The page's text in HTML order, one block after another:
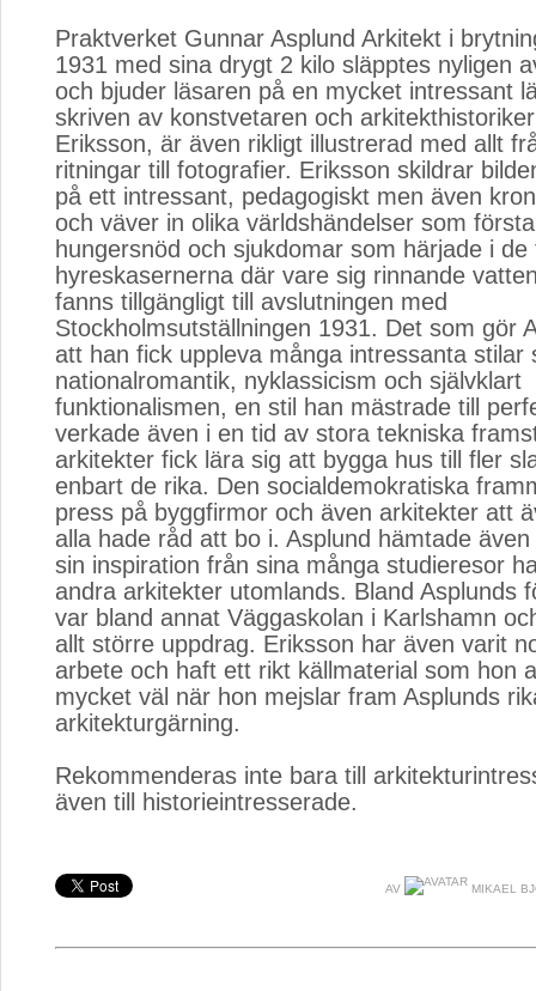
Praktverket Gunnar Asplund Arkitekt i
1931 med sina drygt 2 kilo släpptes nyligen
och bjuder läsaren på en mycket intressant
skriven av konstvetaren och
Eriksson, är även rikligt illustrerad med allt
ritningar till fotografier. Eriksson skildrar
på ett intressant, pedagogiskt men även
och väver in olika världshändelser som
hungersnöd och sjukdomar som härjade i de
hyreskasernerna där vare sig rinnande
fanns tillgängligt till avslutningen med
Stockholmsutställningen 1931. Det som gör
att han fick uppleva många intressanta stilar
nationalromantik, nyklassicism och självklart
funktionalismen, en stil han mästrade till
verkade även i en tid av stora tekniska
arkitekter fick lära sig att bygga hus till fler
enbart de rika. Den socialdemokratiska
press på byggfirmor och även arkitekter att
alla hade råd att bo i. Asplund hämtade
sin inspiration från sina många studieresor
andra arkitekter utomlands. Bland Asplunds
var bland annat Väggaskolan i Karlshamn
allt större uppdrag. Eriksson har även varit
arbete och haft ett rikt källmaterial som hon
mycket väl när hon mejslar fram Asplunds
arkitekturgärning.
Rekommenderas inte bara till
även till historieintresserade.
AV MIKAEL